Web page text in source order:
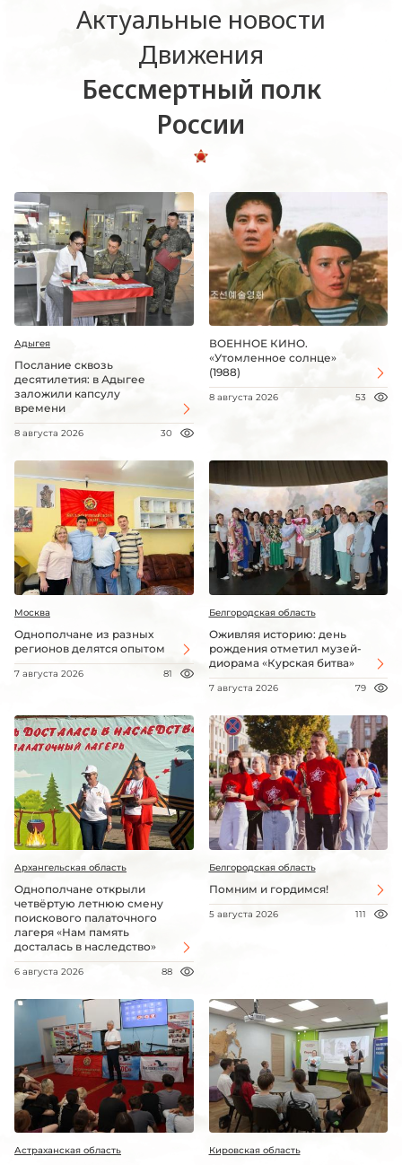
Актуальные новости
Движения
Бессмертный полк
России
Адыгея
Послание сквозь
десятилетия: в Адыгее
заложили капсулу
времени
8 августа 2026 30
ВОЕННОЕ КИНО.
«Утомленное солнце»
(1988)
8 августа 2026 53
Москва
Однополчане из разных
регионов делятся опытом
7 августа 2026 81
Белгородская область
Оживляя историю: день
рождения отметил музей-
диорама «Курская битва»
7 августа 2026 79
Архангельская область
Однополчане открыли
четвёртую летнюю смену
поискового палаточного
лагеря «Нам память
досталась в наследство»
6 августа 2026 88
Белгородская область
Помним и гордимся!
5 августа 2026 111
Астраханская область Кировская область